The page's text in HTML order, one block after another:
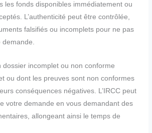
les fonds disponibles immédiatement ou
L’authenticité peut être contrôlée,
falsifiés ou incomplets pour ne pas
demande.
dossier incomplet ou non conforme
ou dont les preuves sont non conformes
conséquences négatives. L’IRCC peut
votre demande en vous demandant des
allongeant ainsi le temps de